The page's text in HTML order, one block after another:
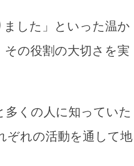
ました」といった温か
の役割の大切さを実
くの人に知っていた
ぞれの活動を通して地